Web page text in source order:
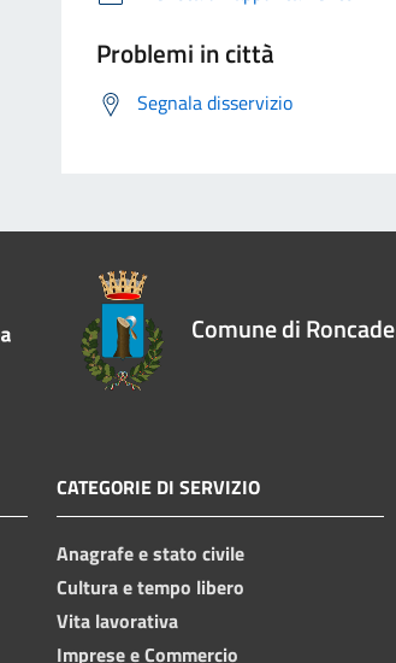
Problemi in città
Segnala disservizio
Comune di Roncade
CATEGORIE DI SERVIZIO
Anagrafe e stato civile
Cultura e tempo libero
Vita lavorativa
Imprese e Commercio